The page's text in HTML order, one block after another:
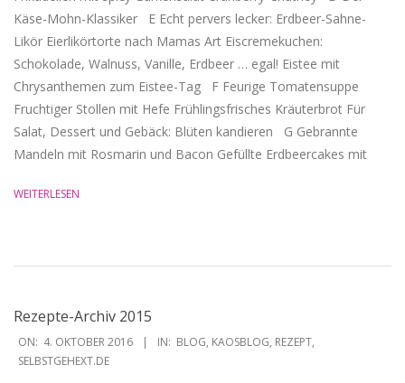
Käse-Mohn-Klassiker E Echt pervers lecker: Erdbeer-Sahne-
Likör Eierlikörtorte nach Mamas Art Eiscremekuchen:
Schokolade, Walnuss, Vanille, Erdbeer … egal! Eistee mit
Chrysanthemen zum Eistee-Tag F Feurige Tomatensuppe
Fruchtiger Stollen mit Hefe Frühlingsfrisches Kräuterbrot Für
Salat, Dessert und Gebäck: Blüten kandieren G Gebrannte
Mandeln mit Rosmarin und Bacon Gefüllte Erdbeercakes mit
WEITERLESEN
Rezepte-Archiv 2015
2016-
10-
ON: 4. OKTOBER 2016 IN: BLOG, KAOSBLOG, REZEPT,
SELBSTGEHEXT.DE